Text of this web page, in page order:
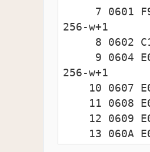
256-w+1
256-w+1